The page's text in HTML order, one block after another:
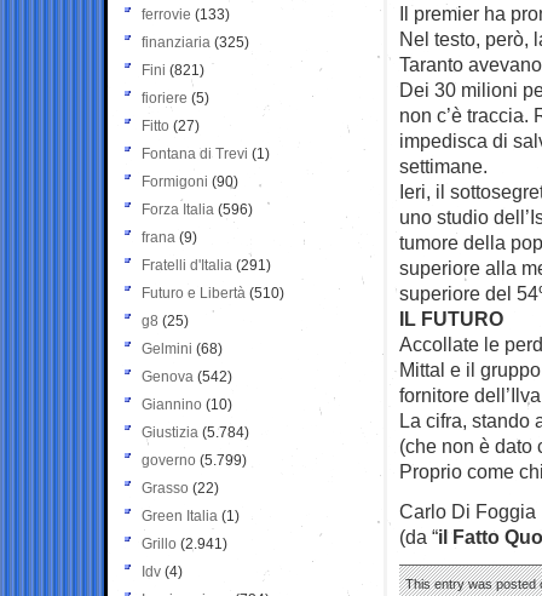
Il premier ha
Nel testo, però,
Taranto
Dei 30 milioni
non c’è traccia.
impedisca di
settimane.
Ieri, il
uno studio
tumore della
superiore alla
superiore del
IL FUTURO
Accollate le
Mittal e il
fornitore
La cifra, stando
(che non è dato
Proprio come
Carlo Di Foggia
(da “il Fatto
This entry was posted
ferrovie (133)
finanziaria (325)
Fini (821)
fioriere (5)
Fitto (27)
Fontana di Trevi (1)
Formigoni (90)
Forza Italia (596)
frana (9)
Fratelli d'Italia (291)
Futuro e Libertà (510)
g8 (25)
Gelmini (68)
Genova (542)
Giannino (10)
Giustizia (5.784)
governo (5.799)
Grasso (22)
Green Italia (1)
Grillo (2.941)
Idv (4)